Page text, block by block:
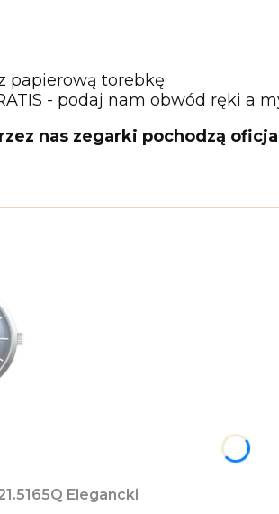
papierową torebkę
- podaj nam obwód ręki a
nas zegarki pochodzą
Elegancki